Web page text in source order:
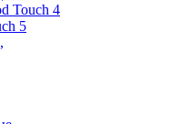
Touch 4
5